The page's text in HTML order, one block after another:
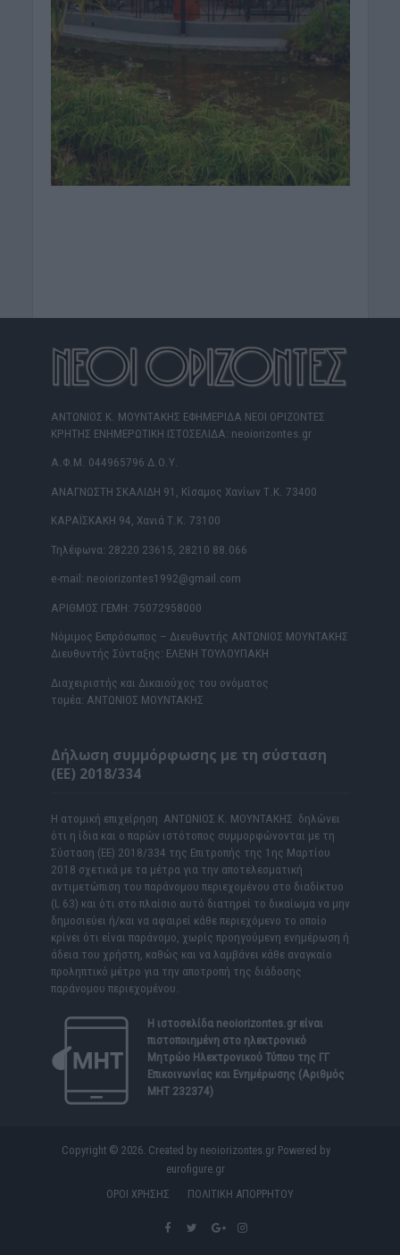
ΑΝΤΩΝΙΟΣ Κ. ΜΟΥΝΤΑΚΗΣ ΕΦΗΜΕΡΙΔΑ ΝΕΟΙ ΟΡΙΖΟΝΤΕΣ
ΚΡΗΤΗΣ ΕΝΗΜΕΡΩΤΙΚΗ ΙΣΤΟΣΕΛΙΔΑ: neoiorizontes.gr
Α.Φ.Μ. 044965796 Δ.Ο.Υ.
ΑΝΑΓΝΩΣΤΗ ΣΚΑΛΙΔΗ 91, Κίσαμος Χανίων Τ.Κ. 73400
ΚΑΡΑΪΣΚΑΚΗ 94, Χανιά Τ.Κ. 73100
Τηλέφωνα: 28220 23615, 28210 88.066
e-mail: neoiorizontes1992@gmail.com
ΑΡΙΘΜΟΣ ΓΕΜΗ: 75072958000
Νόμιμος Εκπρόσωπος – Διευθυντής ΑΝΤΩΝΙΟΣ ΜΟΥΝΤΑΚΗΣ
Διευθυντής Σύνταξης: ΕΛΕΝΗ ΤΟΥΛΟΥΠΑΚΗ
Διαχειριστής και Δικαιούχος του ονόματος
τομέα: ΑΝΤΩΝΙΟΣ ΜΟΥΝΤΑΚΗΣ
Δήλωση συμμόρφωσης με τη σύσταση
(ΕΕ) 2018/334
Η ατομική επιχείρηση ΑΝΤΩΝΙΟΣ Κ. ΜΟΥΝΤΑΚΗΣ δηλώνει
ότι η ίδια και ο παρών ιστότοπος συμμορφώνονται με τη
Σύσταση (ΕΕ) 2018/334 της Επιτροπής της 1ης Μαρτίου
2018 σχετικά με τα μέτρα για την αποτελεσματική
αντιμετώπιση του παράνομου περιεχομένου στο διαδίκτυο
(L 63) και ότι στο πλαίσιο αυτό διατηρεί το δικαίωμα να μην
δημοσιεύει ή/και να αφαιρεί κάθε περιεχόμενο το οποίο
κρίνει ότι είναι παράνομο, χωρίς προηγούμενη ενημέρωση ή
άδεια του χρήστη, καθώς και να λαμβάνει κάθε αναγκαίο
προληπτικό μέτρο για την αποτροπή της διάδοσης
παράνομου περιεχομένου.
Η ιστοσελίδα neoiorizontes.grείναι
πιστοποιημένη στο ηλεκτρονικό
Μητρώο Ηλεκτρονικού Τύπου της ΓΓ
Επικοινωνίας και Ενημέρωσης (Αριθμός
ΜΗΤ 232374)
Copyright © 2026. Created by neoiorizontes.gr Powered by
eurofigure.gr
ΟΡΟΙ ΧΡΗΣΗΣ
ΠΟΛΙΤΙΚΗ ΑΠΟΡΡΗΤΟΥ